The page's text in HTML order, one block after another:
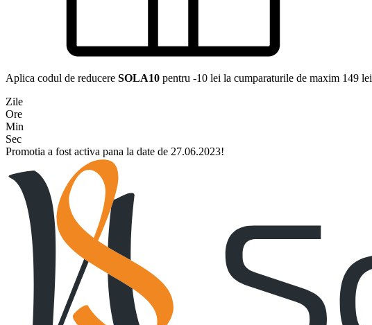
Aplica codul de reducere SOLA10 pentru -10 lei la cumparaturile de maxim 149 lei
Zile
Ore
Min
Sec
Promotia a fost activa pana la date de 27.06.2023!